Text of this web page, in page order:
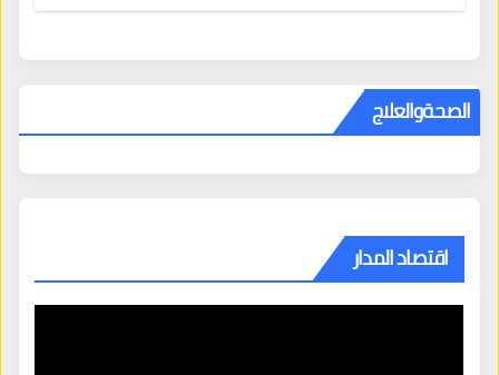
الصحةوالعلاج
اقتصاد المدار